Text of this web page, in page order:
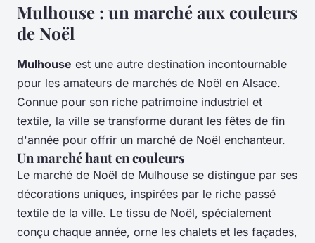
Mulhouse : un marché aux couleurs
de Noël
Mulhouse est une autre destination incontournable
pour les amateurs de marchés de Noël en Alsace.
Connue pour son riche patrimoine industriel et
textile, la ville se transforme durant les fêtes de fin
d'année pour offrir un marché de Noël enchanteur.
Un marché haut en couleurs
Le marché de Noël de Mulhouse se distingue par ses
décorations uniques, inspirées par le riche passé
textile de la ville. Le tissu de Noël, spécialement
conçu chaque année, orne les chalets et les façades,